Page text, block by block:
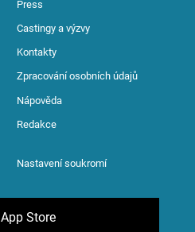
Press
Castingy a výzvy
Kontakty
Zpracování osobních údajů
Nápověda
Redakce
Nastavení soukromí
App Store